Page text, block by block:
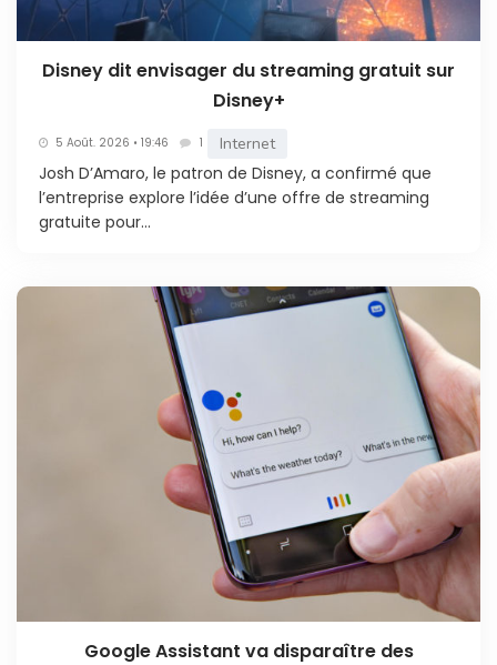
Disney dit envisager du streaming gratuit sur
Disney+
5 Août. 2026 • 19:46 1 Internet
Josh D’Amaro, le patron de Disney, a confirmé que
l’entreprise explore l’idée d’une offre de streaming
gratuite pour...
Google Assistant va disparaître des